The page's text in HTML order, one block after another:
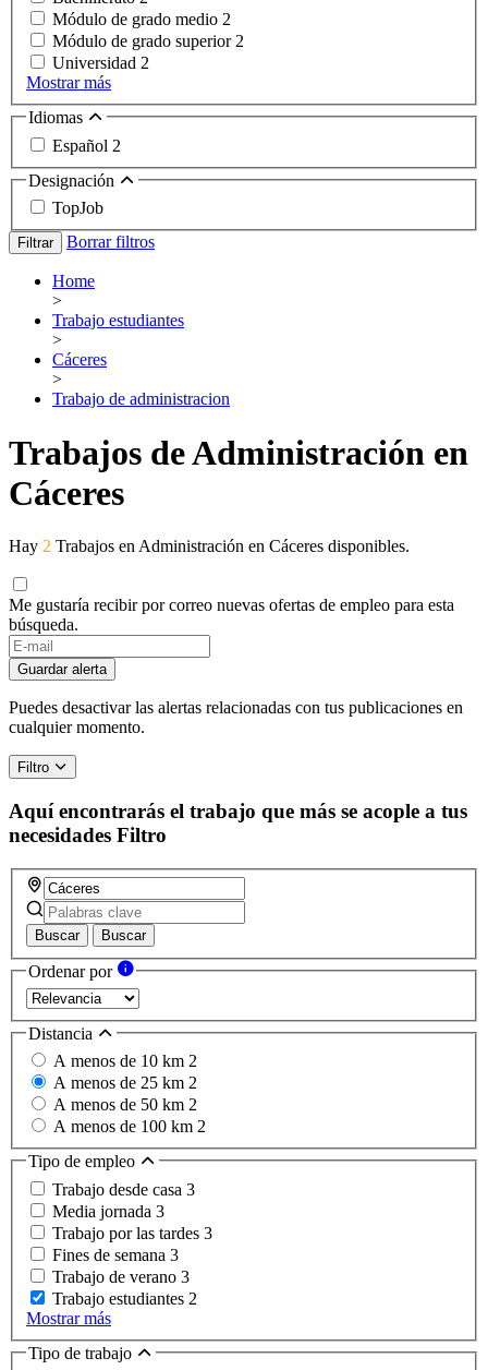
Módulo de grado medio 2
Módulo de grado superior 2
Universidad 2
Mostrar más
Idiomas
Español 2
Designación
TopJob
Filtrar Borrar filtros
Home
>
Trabajo estudiantes
>
Cáceres
>
Trabajo de administracion
Trabajos de Administración en
Cáceres
Hay 2 Trabajos en Administración en Cáceres disponibles.
Me gustaría recibir por correo nuevas ofertas de empleo para esta
búsqueda.
If
you
are
a
human,
ignore
this
field
Guardar alerta
Puedes desactivar las alertas relacionadas con tus publicaciones en
cualquier momento.
Filtro
Aquí encontrarás el trabajo que más se acople a tus
necesidades Filtro
Buscar Buscar
Ordenar por
Distancia
A menos de 10 km 2
A menos de 25 km 2
A menos de 50 km 2
A menos de 100 km 2
Tipo de empleo
Trabajo desde casa 3
Media jornada 3
Trabajo por las tardes 3
Fines de semana 3
Trabajo de verano 3
Trabajo estudiantes 2
Mostrar más
Tipo de trabajo